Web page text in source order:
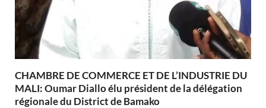
CHAMBRE DE COMMERCE ET DE L’INDUSTRIE DU
MALI: Oumar Diallo élu président de la délégation
régionale du District de Bamako